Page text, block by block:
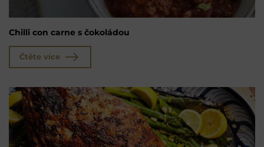
Chilli con carne s čokoládou
Čtěte více